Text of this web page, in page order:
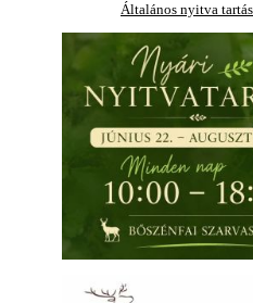
Általános nyitva